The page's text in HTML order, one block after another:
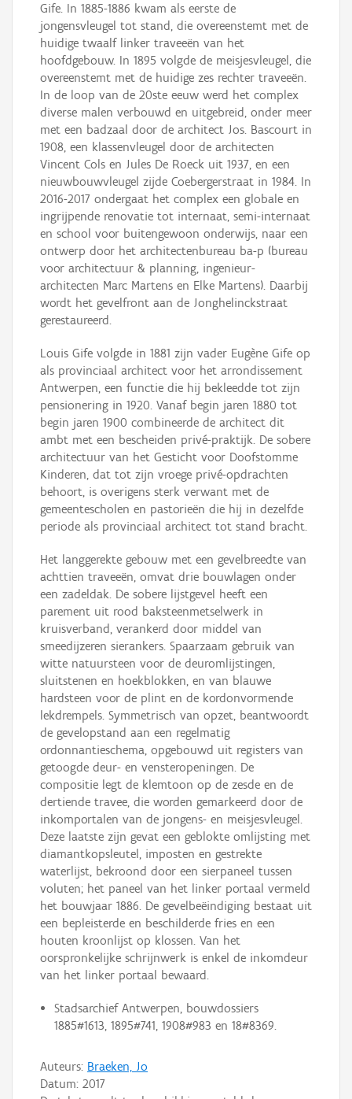
Gife. In 1885-1886 kwam als eerste de
jongensvleugel tot stand, die overeenstemt met de
huidige twaalf linker traveeën van het
hoofdgebouw. In 1895 volgde de meisjesvleugel, die
overeenstemt met de huidige zes rechter traveeën.
In de loop van de 20ste eeuw werd het complex
diverse malen verbouwd en uitgebreid, onder meer
met een badzaal door de architect Jos. Bascourt in
1908, een klassenvleugel door de architecten
Vincent Cols en Jules De Roeck uit 1937, en een
nieuwbouwvleugel zijde Coebergerstraat in 1984. In
2016-2017 ondergaat het complex een globale en
ingrijpende renovatie tot internaat, semi-internaat
en school voor buitengewoon onderwijs, naar een
ontwerp door het architectenbureau ba-p (bureau
voor architectuur & planning, ingenieur-
architecten Marc Martens en Elke Martens). Daarbij
wordt het gevelfront aan de Jonghelinckstraat
gerestaureerd.
Louis Gife volgde in 1881 zijn vader Eugène Gife op
als provinciaal architect voor het arrondissement
Antwerpen, een functie die hij bekleedde tot zijn
pensionering in 1920. Vanaf begin jaren 1880 tot
begin jaren 1900 combineerde de architect dit
ambt met een bescheiden privé-praktijk. De sobere
architectuur van het Gesticht voor Doofstomme
Kinderen, dat tot zijn vroege privé-opdrachten
behoort, is overigens sterk verwant met de
gemeentescholen en pastorieën die hij in dezelfde
periode als provinciaal architect tot stand bracht.
Het langgerekte gebouw met een gevelbreedte van
achttien traveeën, omvat drie bouwlagen onder
een zadeldak. De sobere lijstgevel heeft een
parement uit rood baksteenmetselwerk in
kruisverband, verankerd door middel van
smeedijzeren sierankers. Spaarzaam gebruik van
witte natuursteen voor de deuromlijstingen,
sluitstenen en hoekblokken, en van blauwe
hardsteen voor de plint en de kordonvormende
lekdrempels. Symmetrisch van opzet, beantwoordt
de gevelopstand aan een regelmatig
ordonnantieschema, opgebouwd uit registers van
getoogde deur- en vensteropeningen. De
compositie legt de klemtoon op de zesde en de
dertiende travee, die worden gemarkeerd door de
inkomportalen van de jongens- en meisjesvleugel.
Deze laatste zijn gevat een geblokte omlijsting met
diamantkopsleutel, imposten en gestrekte
waterlijst, bekroond door een sierpaneel tussen
voluten; het paneel van het linker portaal vermeld
het bouwjaar 1886. De gevelbeëindiging bestaat uit
een bepleisterde en beschilderde fries en een
houten kroonlijst op klossen. Van het
oorspronkelijke schrijnwerk is enkel de inkomdeur
van het linker portaal bewaard.
Stadsarchief Antwerpen, bouwdossiers
1885#1613, 1895#741, 1908#983 en 18#8369.
Auteurs: Braeken, Jo
Datum: 2017